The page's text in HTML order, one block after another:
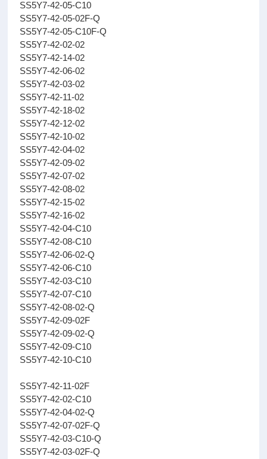
SS5Y7-42-05-C10
SS5Y7-42-05-02F-Q
SS5Y7-42-05-C10F-Q
SS5Y7-42-02-02
SS5Y7-42-14-02
SS5Y7-42-06-02
SS5Y7-42-03-02
SS5Y7-42-11-02
SS5Y7-42-18-02
SS5Y7-42-12-02
SS5Y7-42-10-02
SS5Y7-42-04-02
SS5Y7-42-09-02
SS5Y7-42-07-02
SS5Y7-42-08-02
SS5Y7-42-15-02
SS5Y7-42-16-02
SS5Y7-42-04-C10
SS5Y7-42-08-C10
SS5Y7-42-06-02-Q
SS5Y7-42-06-C10
SS5Y7-42-03-C10
SS5Y7-42-07-C10
SS5Y7-42-08-02-Q
SS5Y7-42-09-02F
SS5Y7-42-09-02-Q
SS5Y7-42-09-C10
SS5Y7-42-10-C10
SS5Y7-42-11-02F
SS5Y7-42-02-C10
SS5Y7-42-04-02-Q
SS5Y7-42-07-02F-Q
SS5Y7-42-03-C10-Q
SS5Y7-42-03-02F-Q